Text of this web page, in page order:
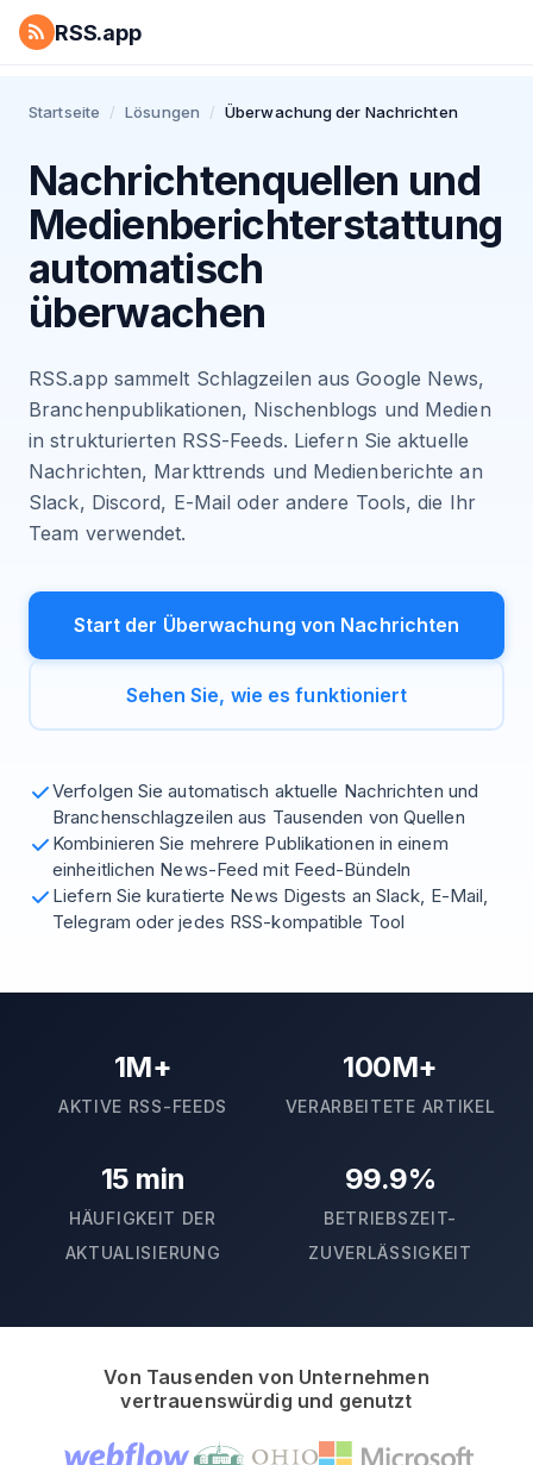
RSS.app
Startseite / Lösungen / Überwachung der Nachrichten
Nachrichtenquellen und
Medienberichterstattung
automatisch
überwachen
RSS.app sammelt Schlagzeilen aus Google News,
Branchenpublikationen, Nischenblogs und Medien
in strukturierten RSS-Feeds. Liefern Sie aktuelle
Nachrichten, Markttrends und Medienberichte an
Slack, Discord, E-Mail oder andere Tools, die Ihr
Team verwendet.
Start der Überwachung von Nachrichten
Sehen Sie, wie es funktioniert
Verfolgen Sie automatisch aktuelle Nachrichten und
Branchenschlagzeilen aus Tausenden von Quellen
Kombinieren Sie mehrere Publikationen in einem
einheitlichen News-Feed mit Feed-Bündeln
Liefern Sie kuratierte News Digests an Slack, E-Mail,
Telegram oder jedes RSS-kompatible Tool
1M+
AKTIVE RSS-FEEDS
100M+
VERARBEITETE ARTIKEL
15 min
HÄUFIGKEIT DER
AKTUALISIERUNG
99.9%
BETRIEBSZEIT-
ZUVERLÄSSIGKEIT
Von Tausenden von Unternehmen
vertrauenswürdig und genutzt